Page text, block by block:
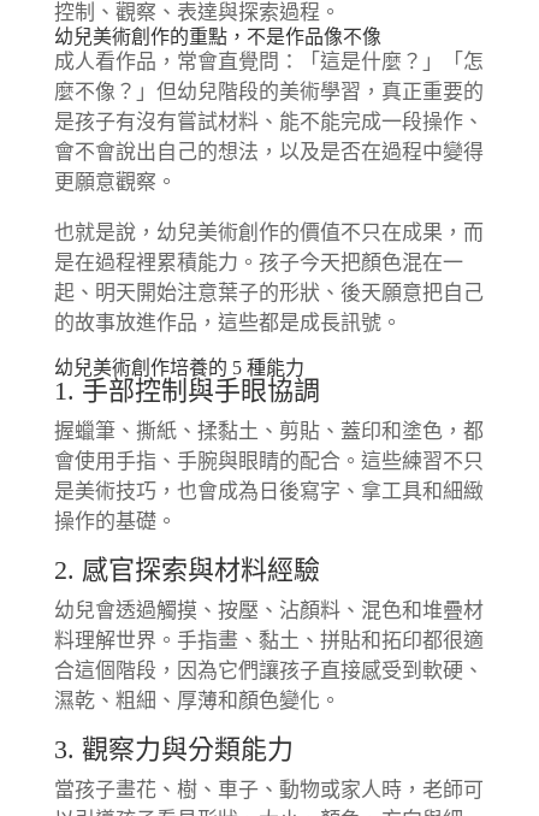
控制、觀察、表達與探索過程。
幼兒美術創作的重點，不是作品像不像
成人看作品，常會直覺問：「這是什麼？」「怎
麼不像？」但幼兒階段的美術學習，真正重要的
是孩子有沒有嘗試材料、能不能完成一段操作、
會不會說出自己的想法，以及是否在過程中變得
更願意觀察。
也就是說，幼兒美術創作的價值不只在成果，而
是在過程裡累積能力。孩子今天把顏色混在一
起、明天開始注意葉子的形狀、後天願意把自己
的故事放進作品，這些都是成長訊號。
幼兒美術創作培養的 5 種能力
1. 手部控制與手眼協調
握蠟筆、撕紙、揉黏土、剪貼、蓋印和塗色，都
會使用手指、手腕與眼睛的配合。這些練習不只
是美術技巧，也會成為日後寫字、拿工具和細緻
操作的基礎。
2. 感官探索與材料經驗
幼兒會透過觸摸、按壓、沾顏料、混色和堆疊材
料理解世界。手指畫、黏土、拼貼和拓印都很適
合這個階段，因為它們讓孩子直接感受到軟硬、
濕乾、粗細、厚薄和顏色變化。
3. 觀察力與分類能力
當孩子畫花、樹、車子、動物或家人時，老師可